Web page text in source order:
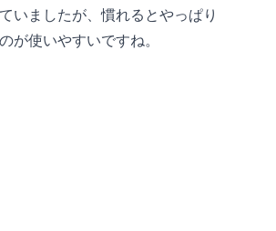
いましたが、慣れるとやっぱり
使いやすいですね。